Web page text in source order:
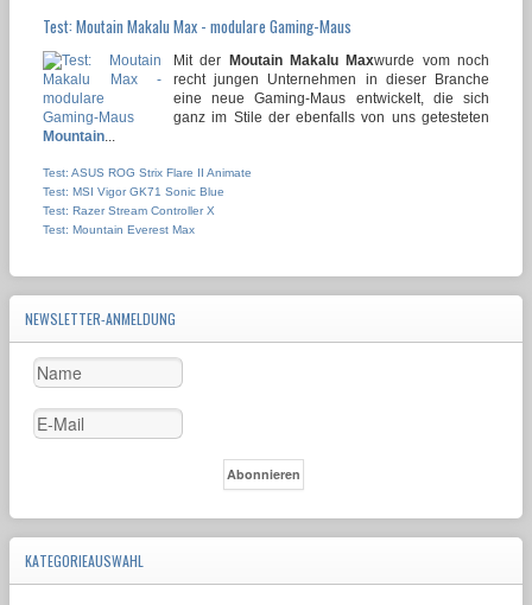
Test: Moutain Makalu Max - modulare Gaming-Maus
Mit der Moutain Makalu Maxwurde vom noch
recht jungen Unternehmen in dieser Branche
eine neue Gaming-Maus entwickelt, die sich
ganz im Stile der ebenfalls von uns getesteten
Mountain
Test: ASUS ROG Strix Flare II Animate
Test: MSI Vigor GK71 Sonic Blue
Test: Razer Stream Controller X
Test: Mountain Everest Max
NEWSLETTER-ANMELDUNG
KATEGORIEAUSWAHL